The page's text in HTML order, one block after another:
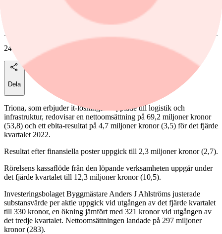
Nyhetsbyran Direkt Placera
24 februari, 2023
Dela
Triona, som erbjuder it-lösningar kopplade till logistik och
infrastruktur, redovisar en nettoomsättning på 69,2 miljoner kronor
(53,8) och ett ebita-resultat på 4,7 miljoner kronor (3,5) för det fjärde
kvartalet 2022.
Resultat efter finansiella poster uppgick till 2,3 miljoner kronor (2,7).
Rörelsens kassaﬂöde från den löpande verksamheten uppgår under
det fjärde kvartalet till 12,3 miljoner kronor (10,5).
Investeringsbolaget Byggmästare Anders J Ahlströms justerade
substansvärde per aktie uppgick vid utgången av det fjärde kvartalet
till 330 kronor, en ökning jämfört med 321 kronor vid utgången av
det tredje kvartalet. Nettoomsättningen landade på 297 miljoner
kronor (283).